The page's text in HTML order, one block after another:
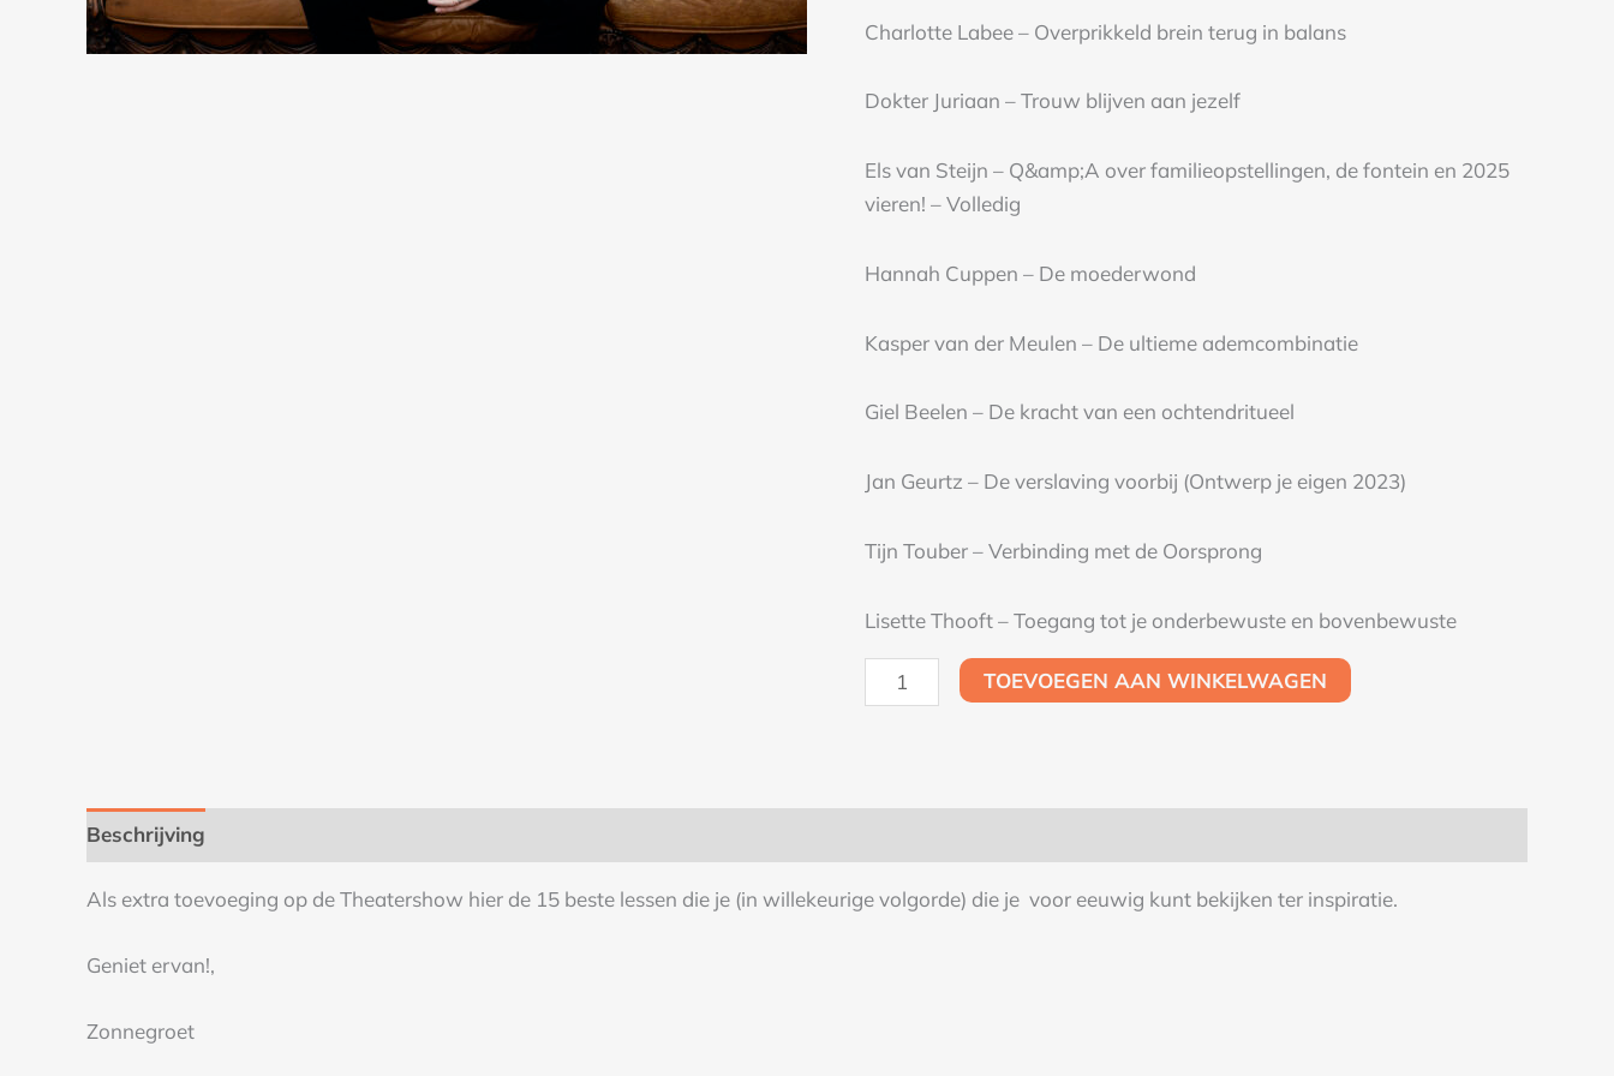
Charlotte Labee – Overprikkeld brein terug in balans
Dokter Juriaan – Trouw blijven aan jezelf
Els van Steijn – Q&amp;A over familieopstellingen, de fontein en 2025
vieren! – Volledig
Hannah Cuppen – De moederwond
Kasper van der Meulen – De ultieme ademcombinatie
Giel Beelen – De kracht van een ochtendritueel
Jan Geurtz – De verslaving voorbij (Ontwerp je eigen 2023)
Tijn Touber – Verbinding met de Oorsprong
Lisette Thooft – Toegang tot je onderbewuste en bovenbewuste
TOEVOEGEN AAN WINKELWAGEN
Beschrijving
Als extra toevoeging op de Theatershow hier de 15 beste lessen die je (in willekeurige volgorde) die je voor eeuwig kunt bekijken ter inspiratie.
Geniet ervan!,
Zonnegroet